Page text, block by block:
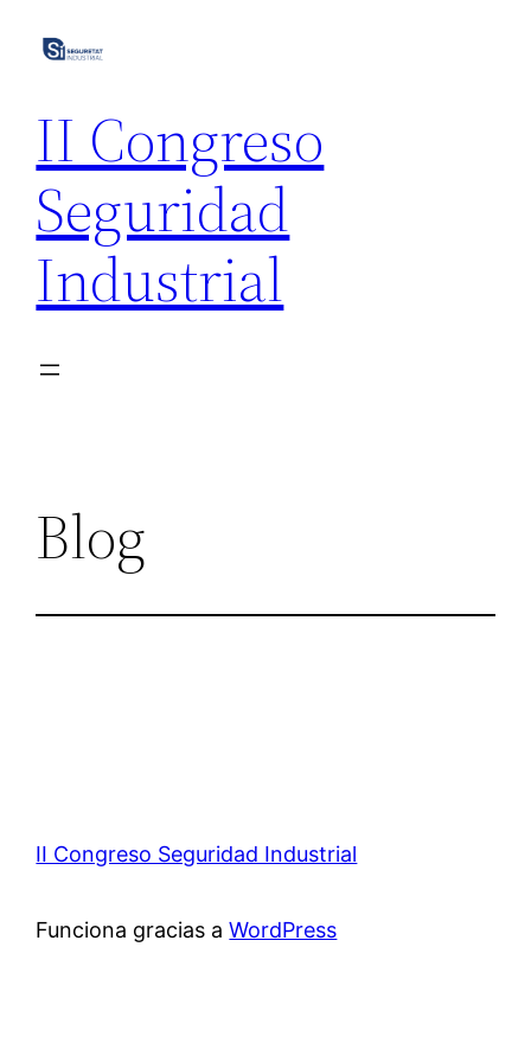
II Congreso
Seguridad
Industrial
Blog
II Congreso Seguridad Industrial
Funciona gracias aWordPress